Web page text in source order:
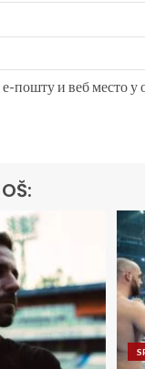
е-пошту и веб место у